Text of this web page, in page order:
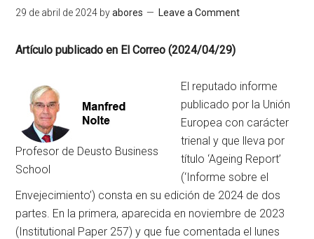
29 de abril de 2024 byabores Leave a Comment
Artículo publicado en El Correo (2024/04/29)
Profesor de Deusto Business
School
El reputado informe
publicado por la Unión
Europea con carácter
trienal y que lleva por
título ‘Ageing Report’
(‘Informe sobre el
Envejecimiento’) consta en su edición de 2024 de dos
partes. En la primera, aparecida en noviembre de 2023
(Institutional Paper 257) y que fue comentada el lunes